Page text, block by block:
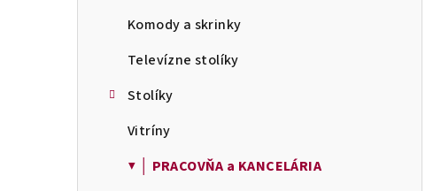
Komody a skrinky
Televízne stolíky
Stolíky
Vitríny
▼ │ PRACOVŇA a KANCELÁRIA